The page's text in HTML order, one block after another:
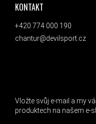
KONTAKT
+420 774 000 190
chantur@devilsport.cz
Vložte svůj e-mail a my
produktech na našem e-